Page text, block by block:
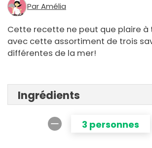
Par Amélia
Cette recette ne peut que plaire
avec cette assortiment de trois
différentes de la mer!
Ingrédients
3 personnes